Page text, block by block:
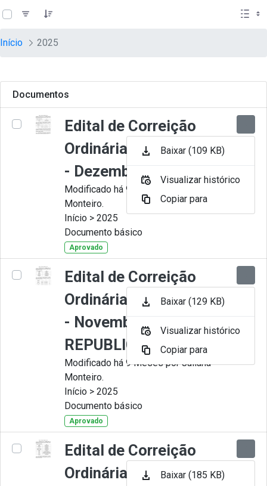
Pular para o Conteúdo principal
teste descricao
Início 2025
Documentos
Edital de Correição
Ordinária nº 012-2025
- Dezembro
Modificado há 9 Meses por Juliana
Monteiro.
Início > 2025
Documento básico
Aprovado
Edital de Correição
Ordinária nº 011-2025
- Novembro -
REPUBLICADO
Modificado há 9 Meses por Juliana
Monteiro.
Início > 2025
Documento básico
Aprovado
Edital de Correição
Ordinária nº 010-2025
Baixar (109 KB)
Visualizar histórico
Copiar para
Baixar (129 KB)
Visualizar histórico
Copiar para
Baixar (185 KB)